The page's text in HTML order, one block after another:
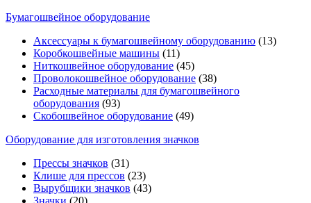
Бумагошвейное оборудование
Аксессуары к бумагошвейному оборудованию (13)
Коробкошвейные машины (11)
Ниткошвейное оборудование (45)
Проволокошвейное оборудование (38)
Расходные материалы для бумагошвейного
оборудования (93)
Скобошвейное оборудование (49)
Оборудование для изготовления значков
Прессы значков (31)
Клише для прессов (23)
Вырубщики значков (43)
Значки (20)